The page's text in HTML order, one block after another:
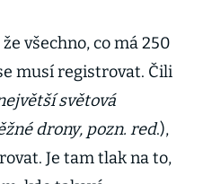
všechno, co má 250
musí registrovat. Čili
světová
drony, pozn. red.),
Je tam tlak na to,